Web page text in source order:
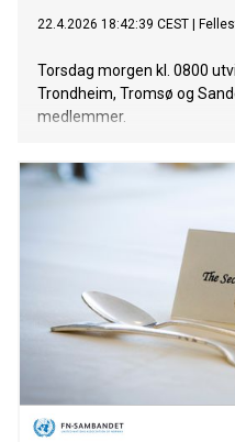
22.4.2026 18:42:39 CEST
Torsdag morgen kl. 0800
Trondheim, Tromsø og
medlemmer.